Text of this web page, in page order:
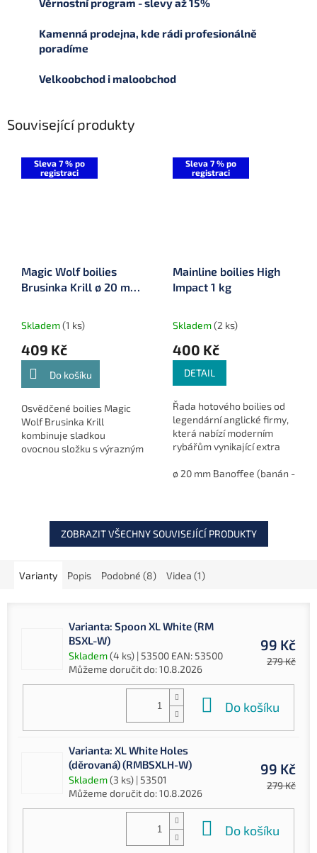
Věrnostní program - slevy až 15%
Kamenná prodejna, kde rádi profesionálně
poradíme
Velkoobchod i maloobchod
Související produkty
Sleva 7 % po
registraci
Magic Wolf boilies
Brusinka Krill ø 20 mm
Skladem(1 ks)
409 Kč
Do košíku
Osvědčené boilies Magic
Wolf Brusinka Krill
kombinuje sladkou
ovocnou složku s výrazným
Sleva 7 % po
registraci
Mainline boilies High
Impact 1 kg
Skladem(2 ks)
400 Kč
DETAIL
Řada hotového boilies od
legendární anglické firmy,
která nabízí moderním
rybářům vynikající extra
nejvyššího kalibru.
ø 20 mm Banoffee (banán -
ZOBRAZIT VŠECHNY SOUVISEJÍCÍ PRODUKTY
Varianty Popis Podobné (8) Videa (1)
Varianta: Spoon XL White (RM
BSXL-W)
Skladem(4 ks) | 53500 EAN: 53500
Můžeme doručit do:10.8.2026
99 Kč
279 Kč
Do košíku
Varianta: XL White Holes
(děrovaná) (RMBSXLH-W)
Skladem(3 ks) | 53501
Můžeme doručit do:10.8.2026
99 Kč
279 Kč
Do košíku